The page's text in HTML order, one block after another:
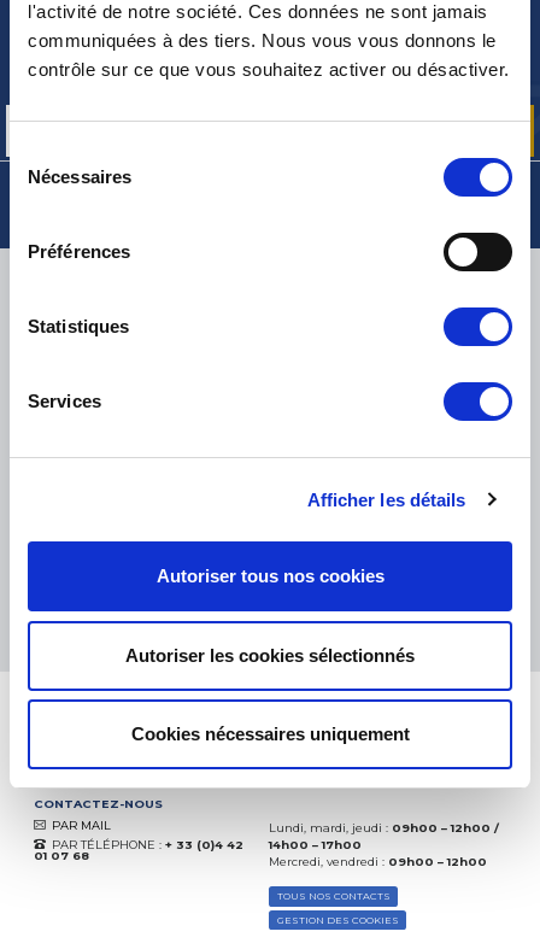
l'activité de notre société. Ces données ne sont jamais
communiquées à des tiers. Nous vous vous donnons le
contrôle sur ce que vous souhaitez activer ou désactiver.
Sélection
Nécessaires
Préférences
Statistiques
Services
Afficher les détails
Autoriser tous nos cookies
Autoriser les cookies sélectionnés
Cookies nécessaires uniquement
NEWSLETTER
Inscrivez-vous pour recevoir gratuitement
nos offres promos et actualités produits
PETITS COLIS : TNT, GÉODIS, FRANCE EXPRESS, DPD
eKomi
Excellent: 4.5/5
Basé sur37935 avis
CONTACTEZ-NOUS
PAR MAIL
PAR TÉLÉPHONE : + 33 (0)4 42
01 07 68
Lundi, mardi, jeudi : 09h00 – 12h00 /
14h00 – 17h00
Mercredi, vendredi : 09h00 – 12h00
TOUS NOS CONTACTS
GESTION DES COOKIES